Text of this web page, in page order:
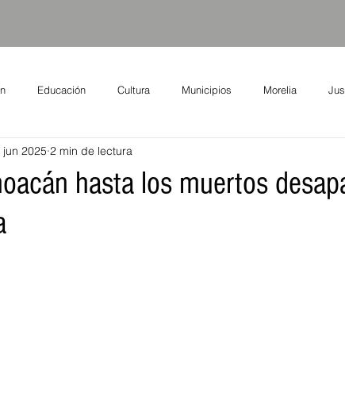
Educación Cultura Municipios Morelia
Columnistas Salud
hasta los muertos
jun 2025 2 min de lectura